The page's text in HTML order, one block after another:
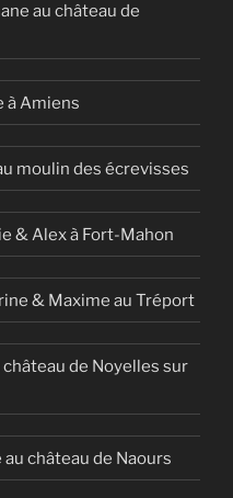
au château de
à Amiens
moulin des écrevisses
& Alex à Fort-Mahon
& Maxime au Tréport
château de Noyelles sur
château de Naours